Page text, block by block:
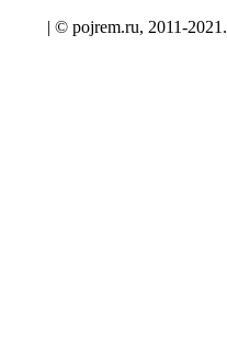
| © pojrem.ru, 2011-2021.